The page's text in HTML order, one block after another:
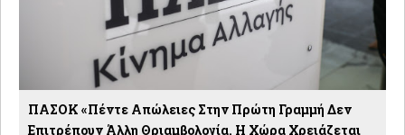
ΠΑΣΟΚ «Πέντε Απώλειες Στην Πρώτη Γραμμή Δεν
Επιτρέπουν Άλλη Θριαμβολογία. Η Χώρα Χρειάζεται